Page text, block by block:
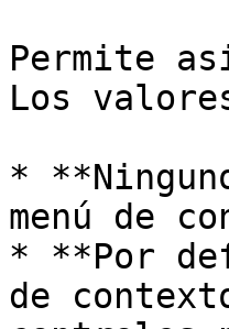
Permite
Los
*
menú de
* **Por
de